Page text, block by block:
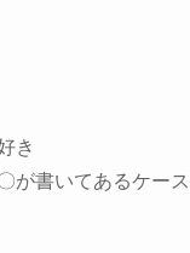
き
が書いてあるケー